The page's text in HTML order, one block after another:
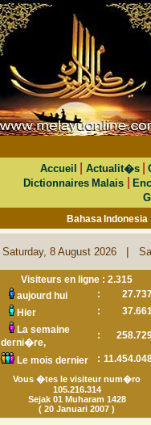
Accueil Actualit�s|
Dictionnaires Malais |
Bahasa Indonesia
Saturday, 8 August 2026 |
Visiteurs en ligne : 2.315
aujourd hui
:
Hier
:
La semaine
derni�re,
:
Le mois dernier :
Vous �tes le visiteur num�ro
105.216.314
Sejak 01 Muharam 1428
( 20 Januari 2007 )